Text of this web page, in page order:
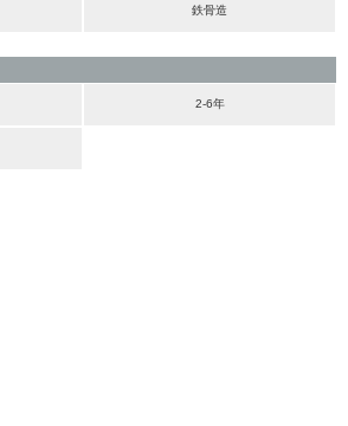
鉄骨造
2-6年